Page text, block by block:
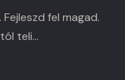
fel magad.
teli…